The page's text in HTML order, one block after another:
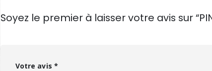
Soyez le premier à laisser votre avis sur
Votre avis *